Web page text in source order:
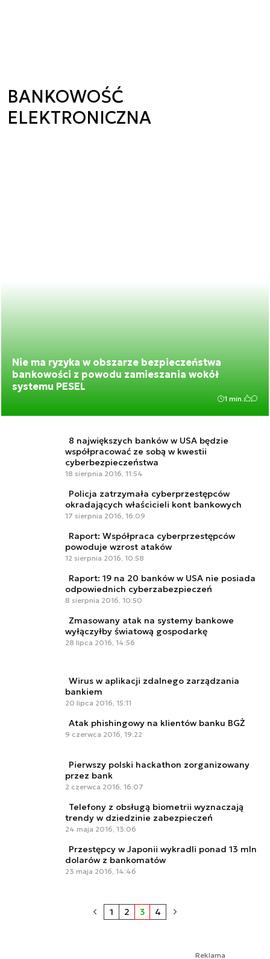
BANKOWOŚĆ
ELEKTRONICZNA
Nie ma ryzyka w obszarze bezpieczeństwa
bankowości z powodu zamieszania wokół
systemu PESEL
1 min.
8 największych banków w USA będzie
współpracować ze sobą w kwestii
cyberbezpieczeństwa
18 sierpnia 2016, 11:54
Policja zatrzymała cyberprzestępców
okradających właścicieli kont bankowych
17 sierpnia 2016, 16:09
Raport: Współpraca cyberprzestępców
powoduje wzrost ataków
12 sierpnia 2016, 10:58
Raport: 19 na 20 banków w USA nie posiada
odpowiednich cyberzabezpieczeń
8 sierpnia 2016, 10:50
Zmasowany atak na systemy bankowe
wyłączyłby światową gospodarkę
28 lipca 2016, 14:56
Wirus w aplikacji zdalnego zarządzania
bankiem
20 lipca 2016, 15:11
Atak phishingowy na klientów banku BGŻ
9 czerwca 2016, 19:22
Pierwszy polski hackathon zorganizowany
przez bank
2 czerwca 2016, 16:07
Telefony z obsługą biometrii wyznaczają
trendy w dziedzinie zabezpieczeń
24 maja 2016, 13:06
Przestępcy w Japonii wykradli ponad 13 mln
dolarów z bankomatów
23 maja 2016, 14:46
1 2 3 4
Reklama